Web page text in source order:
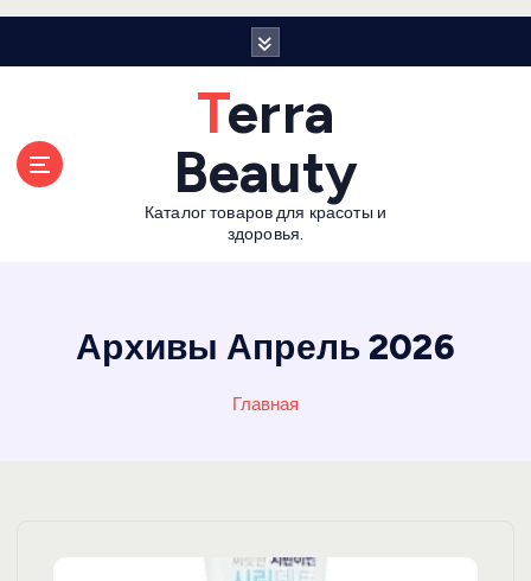
Terra
Beauty
Каталог товаров для красоты и
здоровья.
Архивы Апрель 2026
Главная